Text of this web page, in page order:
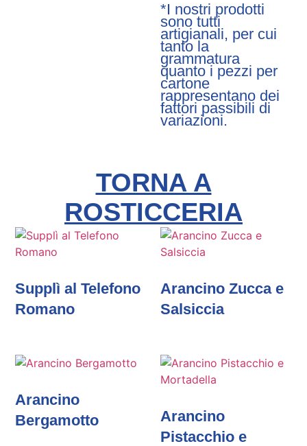
*I nostri prodotti
sono tutti
artigianali, per cui
tanto la
grammatura
quanto i pezzi per
cartone
rappresentano dei
fattori passibili di
variazioni.
TORNA A
ROSTICCERIA
Supplì al Telefono
Romano
Arancino Zucca e
Salsiccia
Arancino
Bergamotto
Arancino
Pistacchio e